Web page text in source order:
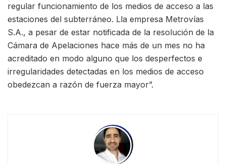
regular funcionamiento de los medios de acceso a las
estaciones del subterráneo. Lla empresa Metrovías
S.A., a pesar de estar notificada de la resolución de la
Cámara de Apelaciones hace más de un mes no ha
acreditado en modo alguno que los desperfectos e
irregularidades detectadas en los medios de acceso
obedezcan a razón de fuerza mayor”.